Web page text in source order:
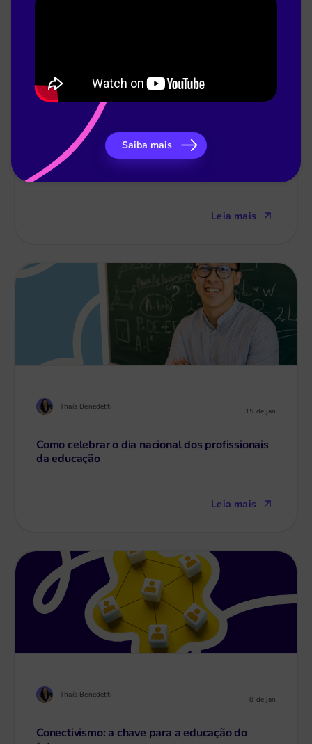
Thaís Benedetti
21 modelos de comunicados escolares prontos
para sua escola
Leia mais
Thaís Benedetti 15 de jan
Como celebrar o dia nacional dos profissionais
da educação
Leia mais
Thaís Benedetti 8 de jan
Conectivismo: a chave para a educação do
Saiba mais